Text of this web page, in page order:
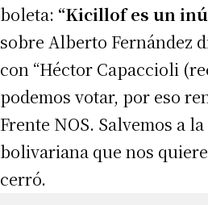
boleta: “Kicillof es un
sobre Alberto Fernández
con “Héctor Capaccioli
podemos votar, por eso
Frente NOS. Salvemos a
bolivariana que nos
cerró.